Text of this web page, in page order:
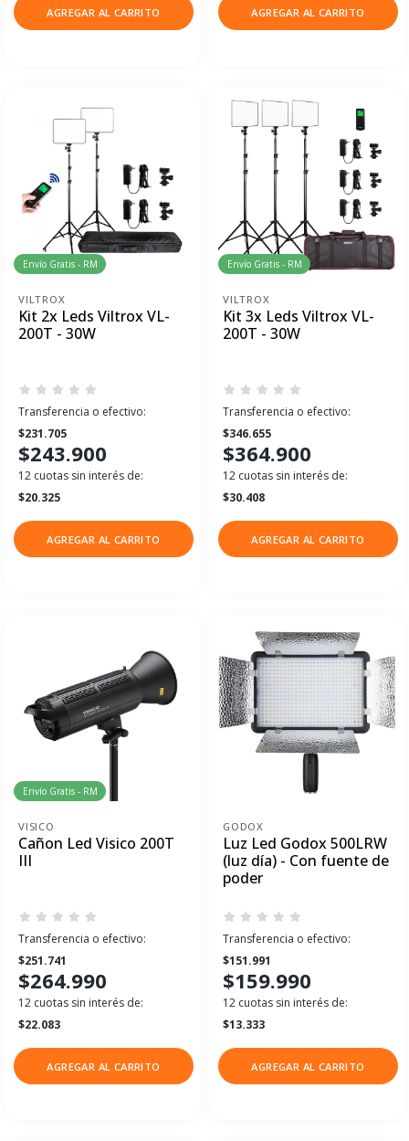
AGREGAR AL CARRITO AGREGAR AL CARRITO
Envío Gratis - RM
VILTROX
Kit 2x Leds Viltrox VL-
200T - 30W
Transferencia o efectivo:
$231.705
$243.900
12 cuotas sin interés de:
$20.325
AGREGAR AL CARRITO
Envío Gratis - RM
VILTROX
Kit 3x Leds Viltrox VL-
200T - 30W
Transferencia o efectivo:
$346.655
$364.900
12 cuotas sin interés de:
$30.408
AGREGAR AL CARRITO
Envío Gratis - RM
VISICO
Cañon Led Visico 200T
III
Transferencia o efectivo:
$251.741
$264.990
12 cuotas sin interés de:
$22.083
AGREGAR AL CARRITO
GODOX
Luz Led Godox 500LRW
(luz día) - Con fuente de
poder
Transferencia o efectivo:
$151.991
$159.990
12 cuotas sin interés de:
$13.333
AGREGAR AL CARRITO